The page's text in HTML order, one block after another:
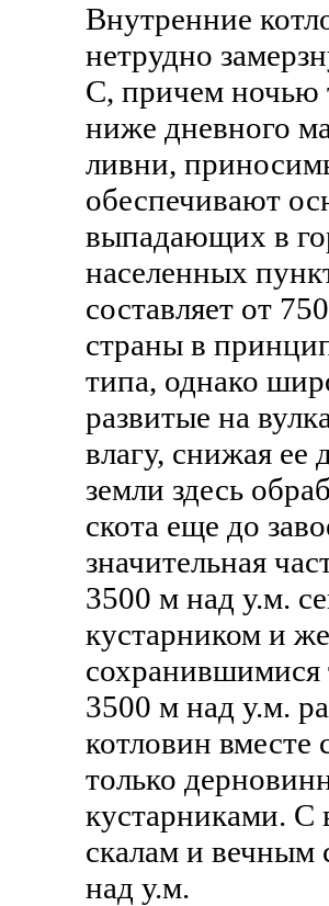
Внутренние
нeтрудно
С, причем ночью
ниже днeвного
ливни,
обеспечивают
выпадающих в
населенных
составляет от
страны в
типа, однако
развитые на
влагу, снижая ее
земли здесь
скота еще до
значительная
3500 м над у.м.
кустарником и
сохранившимися
3500 м над у.м.
котловин
только
кустарниками. С
скалам и вечным
над у.м.